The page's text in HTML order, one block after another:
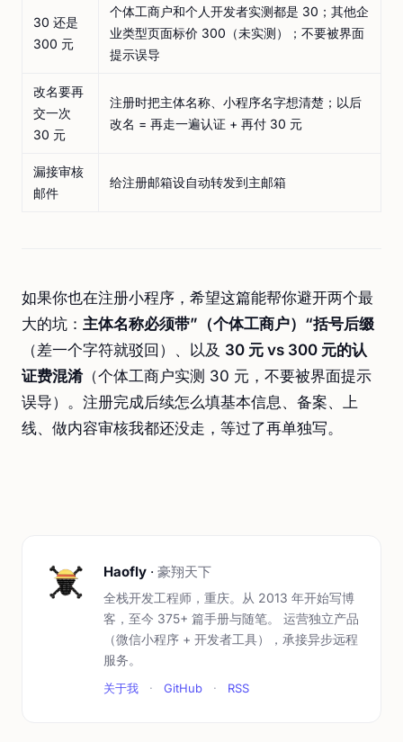
30 还是
300 元
个体工商户和个人开发者实测都是 30；其他企
业类型页面标价 300（未实测）；不要被界面
提示误导
改名要再
交一次
30 元
注册时把主体名称、小程序名字想清楚；以后
改名 = 再走一遍认证 + 再付 30 元
漏接审核
邮件
给注册邮箱设自动转发到主邮箱
如果你也在注册小程序，希望这篇能帮你避开两个最
大的坑： 主体名称必须带”（个体工商户）“括号后缀
（差一个字符就驳回）、以及 30 元 vs 300 元的认
证费混淆（个体工商户实测 30 元，不要被界面提示
误导）。注册完成后续怎么填基本信息、备案、上
线、做内容审核我都还没走，等过了再单独写。
Haofly · 豪翔天下
全栈开发工程师，重庆。从 2013 年开始写博
客，至今 375+ 篇手册与随笔。 运营独立产品
（微信小程序 + 开发者工具），承接异步远程
服务。
关于我 · GitHub · RSS